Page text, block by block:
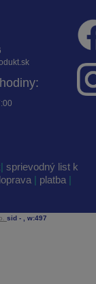
| sprievodný list k
| platba |
sid - , w:497